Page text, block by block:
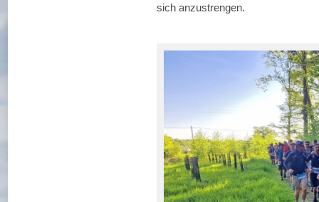
sich anzustrengen.